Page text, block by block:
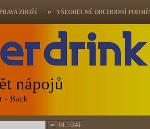
ZBOŽÍ VŠEOBECNÉ OBCHODNÍ
nápojů
- Back
HLEDAT